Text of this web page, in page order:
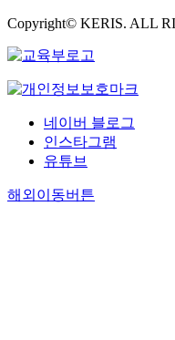
Copyright© KERIS. ALL
네이버 블로그
인스타그램
유튜브
해외이동버튼